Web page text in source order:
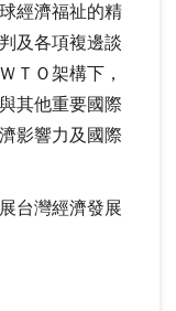
經濟福祉的精
及各項複邊談
ＴＯ架構下，
其他重要國際
影響力及國際
台灣經濟發展